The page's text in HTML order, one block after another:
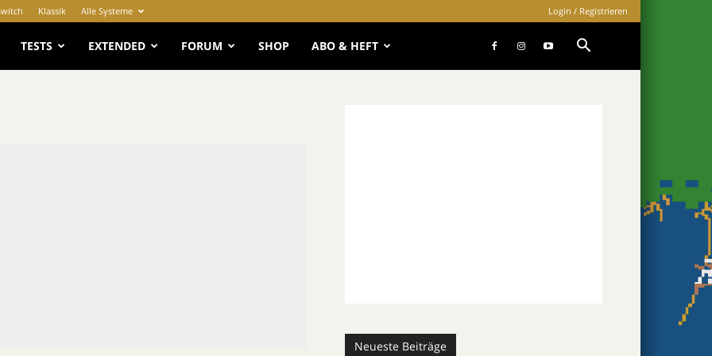
Klassik Alle Systeme Login / Registrieren
TESTS EXTENDED FORUM SHOP ABO & HEFT
Neueste Beiträge